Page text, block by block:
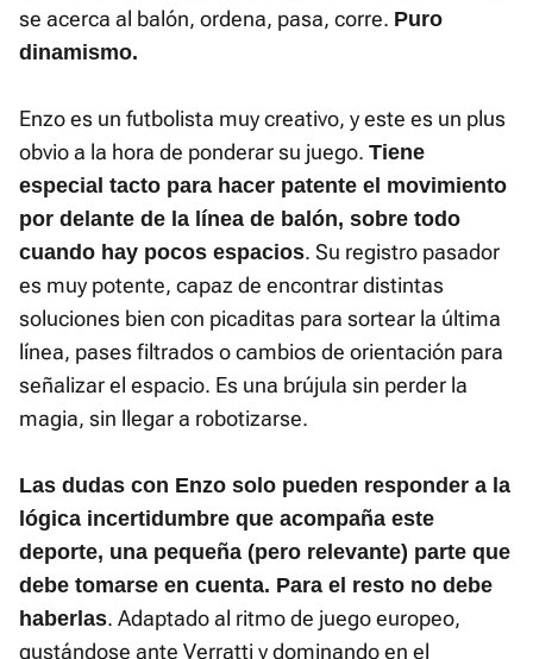
se acerca al balón, ordena, pasa, corre. Puro
dinamismo.
Enzo es un futbolista muy creativo, y este es un plus
obvio a la hora de ponderar su juego. Tiene
especial tacto para hacer patente el movimiento
por delante de la línea de balón, sobre todo
cuando hay pocos espacios. Su registro pasador
es muy potente, capaz de encontrar distintas
soluciones bien con picaditas para sortear la última
línea, pases filtrados o cambios de orientación para
señalizar el espacio. Es una brújula sin perder la
magia, sin llegar a robotizarse.
Las dudas con Enzo solo pueden responder a la
lógica incertidumbre que acompaña este
deporte, una pequeña (pero relevante) parte que
debe tomarse en cuenta. Para el resto no debe
haberlas. Adaptado al ritmo de juego europeo,
gustándose ante Verratti y dominando en el